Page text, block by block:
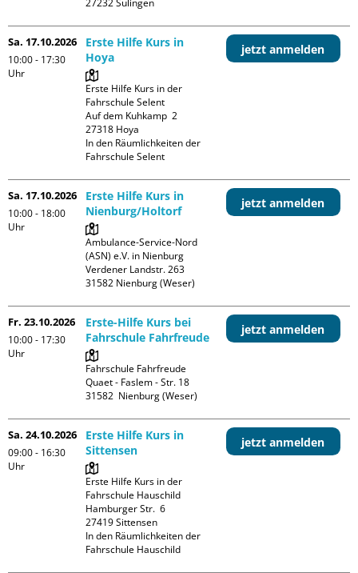
Sa. 17.10.2026
10:00 - 17:30
Uhr
Erste Hilfe Kurs in
Hoya
Erste Hilfe Kurs in der
Fahrschule Selent
Auf dem Kuhkamp  2
27318 Hoya
In den Räumlichkeiten der
Fahrschule Selent
jetzt anmelden
Sa. 17.10.2026
10:00 - 18:00
Uhr
Erste Hilfe Kurs in
Nienburg/Holtorf
Ambulance-Service-Nord
(ASN) e.V. in Nienburg
Verdener Landstr. 263
jetzt anmelden
Fr. 23.10.2026
10:00 - 17:30
Uhr
Erste-Hilfe Kurs bei
Fahrschule Fahrfreude
Fahrschule Fahrfreude
Quaet - Faslem - Str. 18
jetzt anmelden
Sa. 24.10.2026
09:00 - 16:30
Uhr
Erste Hilfe Kurs in
Sittensen
Erste Hilfe Kurs in der
Fahrschule Hauschild
Hamburger Str.  6
27419 Sittensen
In den Räumlichkeiten der
Fahrschule Hauschild
jetzt anmelden